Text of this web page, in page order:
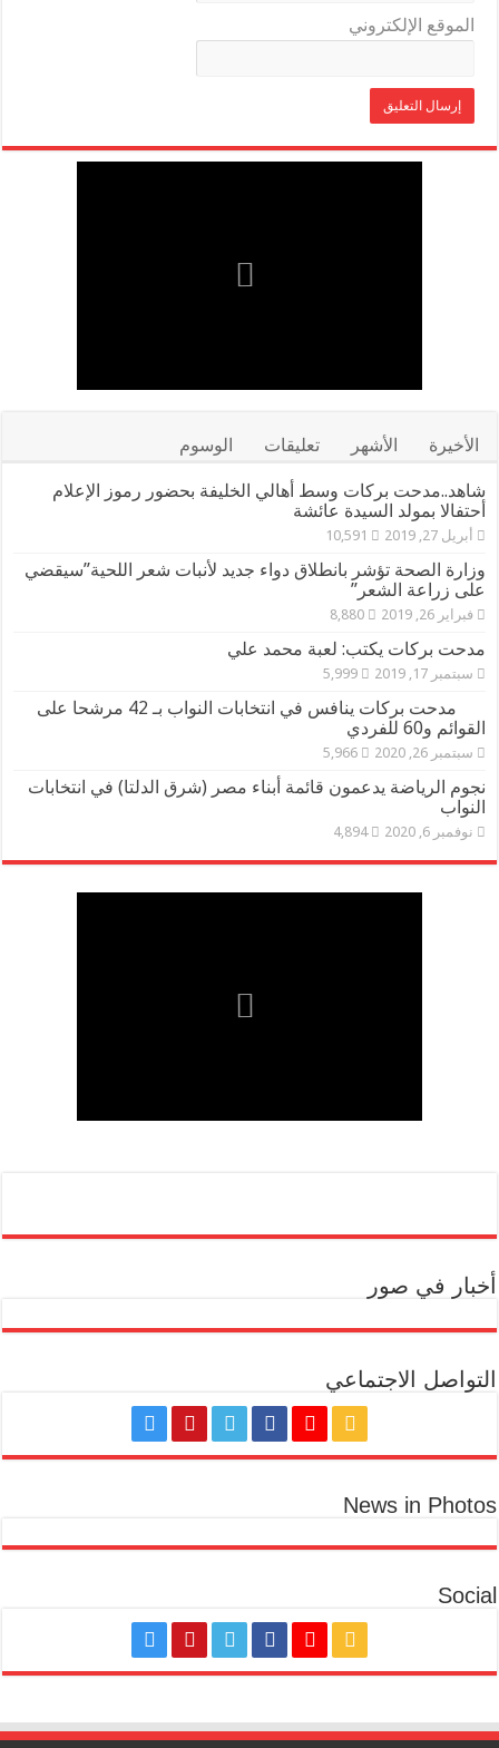
الموقع الإلكتروني
الأخيرة الأشهر تعليقات الوسوم
شاهد..مدحت بركات وسط أهالي الخليفة بحضور رموز الإعلام
أحتفالا بمولد السيدة عائشة
أبريل 27, 2019 10,591
وزارة الصحة تؤشر بانطلاق دواء جديد لأنبات شعر اللحية”سيقضي
على زراعة الشعر”
فبراير 26, 2019 8,880
مدحت بركات يكتب: لعبة محمد علي
سبتمبر 17, 2019 5,999
مدحت بركات ينافس في انتخابات النواب بـ 42 مرشحا على
القوائم و60 للفردي
سبتمبر 26, 2020 5,966
نجوم الرياضة يدعمون قائمة أبناء مصر (شرق الدلتا) في انتخابات
النواب
نوفمبر 6, 2020 4,894
أخبار في صور
التواصل الاجتماعي
News in Photos
Social